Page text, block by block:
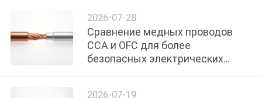
РОЛИКИ
2026-07-28
Сравнение медных проводов
CCA и OFC для более
безопасных электрических
2026-07-19